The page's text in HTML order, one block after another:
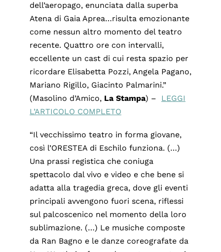
dell’aeropago, enunciata dalla superba
Atena di Gaia Aprea…risulta emozionante
come nessun altro momento del teatro
recente. Quattro ore con intervalli,
eccellente un cast di cui resta spazio per
ricordare Elisabetta Pozzi, Angela Pagano,
Mariano Rigillo, Giacinto Palmarini.”
(Masolino d’Amico, La Stampa) – LEGGI
L’ARTICOLO COMPLETO
“Il vecchissimo teatro in forma giovane,
così l’ORESTEA di Eschilo funziona. (…)
Una prassi registica che coniuga
spettacolo dal vivo e video e che bene si
adatta alla tragedia greca, dove gli eventi
principali avvengono fuori scena, riflessi
sul palcoscenico nel momento della loro
sublimazione. (…) Le musiche composte
da Ran Bagno e le danze coreografate da